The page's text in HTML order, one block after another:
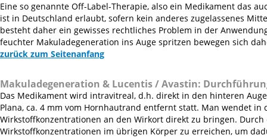
Eine so genannte Off-Label-Therapie, also ein Medikament das
ist in Deutschland erlaubt, sofern kein anderes zugelassenes
besteht daher ein gewisses rechtliches Problem in der
feuchter Makuladegeneration ins Auge spritzen bewegen sich
zurück zum Seitenanfang
Makuladegeneration & Lucentis / Avastin:
Das Medikament wird intravitreal, d.h. direkt in den hinteren
Plana, ca. 4 mm vom Hornhautrand entfernt statt. Man wendet
Wirkstoffkonzentrationen an den Wirkort direkt zu bringen.
Wirkstoffkonzentrationen im übrigen Körper zu erreichen, um